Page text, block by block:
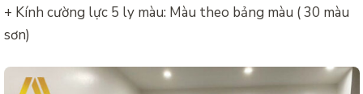
+ Kính cường lực 5 ly màu: Màu theo bảng màu ( 30 màu
sơn)